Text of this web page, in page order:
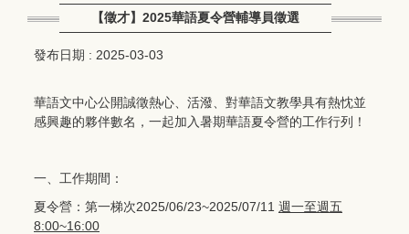
【徵才】2025華語夏令營輔導員徵選
發布日期 : 2025-03-03
華語文中心公開誠徵熱心、活潑、對華語文教學具有熱忱並
感興趣的夥伴數名，一起加入暑期華語夏令營的工作行列！
一、工作期間：
夏令營：第一梯次2025/06/23~2025/07/11 週一至週五
8:00~16:00